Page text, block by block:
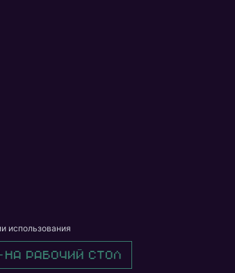
использования
На рабочий стол